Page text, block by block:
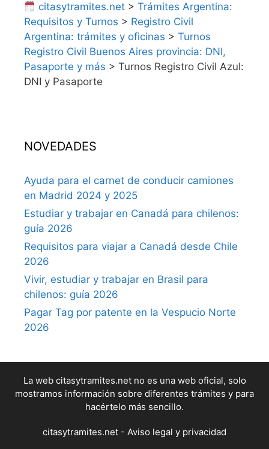
citasytramites.net >Trámites Argentina:
Requisitos y Turnos > Registro Civil
Argentina: trámites y oficinas > Turnos
Registro Civil Buenos Aires provincia: DNI,
Pasaporte y más > Turnos Registro Civil Azul:
DNI y Pasaporte
NOVEDADES
Ayuda para el carnet de conducir camiones
en Madrid 2024 y 2025
Estudiar y trabajar en Canadá para chilenos:
guía 2026
Requisitos para viajar a Canadá desde Chile
2026
Vivir, estudiar y trabajar en Brasil para
chilenos: guía 2026
Pagar Tag por patente en la Vespucio Norte
2026
La web citasytramites.net no es una web oficial, solo
mostramos información sobre diferentes trámites y para
hacértelo más sencillo.
citasytramites.net - Aviso legal y privacidad